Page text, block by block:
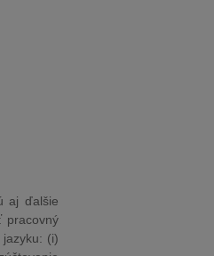
aj ďalšie
pracovný
(i)